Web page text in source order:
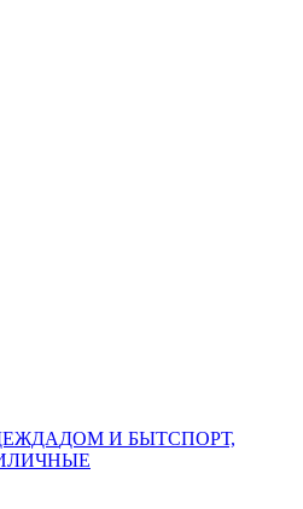
ДОМ И БЫТСПОРТ,
ЛИЧНЫЕ